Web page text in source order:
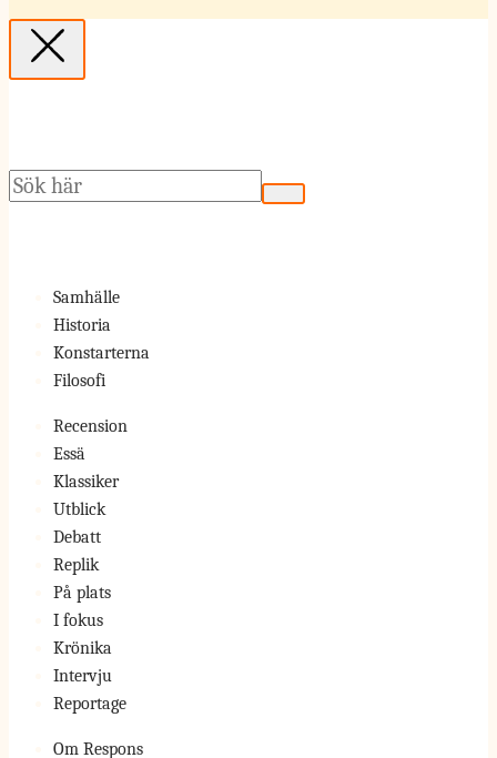
Sök
Samhälle
Historia
Konstarterna
Filosofi
Recension
Essä
Klassiker
Utblick
Debatt
Replik
På plats
I fokus
Krönika
Intervju
Reportage
Om Respons